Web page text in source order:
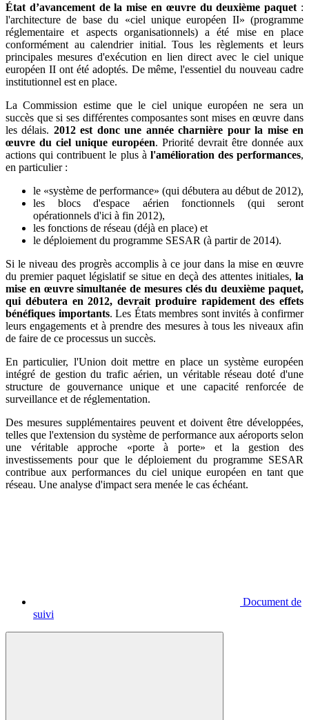
État d’avancement de la mise en œuvre du deuxième paquet :
l'architecture de base du «ciel unique européen II» (programme
réglementaire et aspects organisationnels) a été mise en place
conformément au calendrier initial. Tous les règlements et leurs
principales mesures d'exécution en lien direct avec le ciel unique
européen II ont été adoptés. De même, l'essentiel du nouveau cadre
institutionnel est en place.
La Commission estime que le ciel unique européen ne sera un
succès que si ses différentes composantes sont mises en œuvre dans
les délais. 2012 est donc une année charnière pour la mise en
œuvre du ciel unique européen. Priorité devrait être donnée aux
actions qui contribuent le plus à l'amélioration des performances,
en particulier :
le «système de performance» (qui débutera au début de 2012),
les blocs d'espace aérien fonctionnels (qui seront
opérationnels d'ici à fin 2012),
les fonctions de réseau (déjà en place) et
le déploiement du programme SESAR (à partir de 2014).
Si le niveau des progrès accomplis à ce jour dans la mise en œuvre
du premier paquet législatif se situe en deçà des attentes initiales, la
mise en œuvre simultanée de mesures clés du deuxième paquet,
qui débutera en 2012, devrait produire rapidement des effets
bénéfiques importants. Les États membres sont invités à confirmer
leurs engagements et à prendre des mesures à tous les niveaux afin
de faire de ce processus un succès.
En particulier, l'Union doit mettre en place un système européen
intégré de gestion du trafic aérien, un véritable réseau doté d'une
structure de gouvernance unique et une capacité renforcée de
surveillance et de réglementation.
Des mesures supplémentaires peuvent et doivent être développées,
telles que l'extension du système de performance aux aéroports selon
une véritable approche «porte à porte» et la gestion des
investissements pour que le déploiement du programme SESAR
contribue aux performances du ciel unique européen en tant que
réseau. Une analyse d'impact sera menée le cas échéant.
Document de
suivi